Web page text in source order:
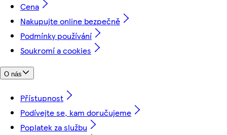
Cena
Nakupujte online bezpečně
Podmínky používání
Soukromí a cookies
O nás
Přístupnost
Podívejte se, kam doručujeme
Poplatek za službu